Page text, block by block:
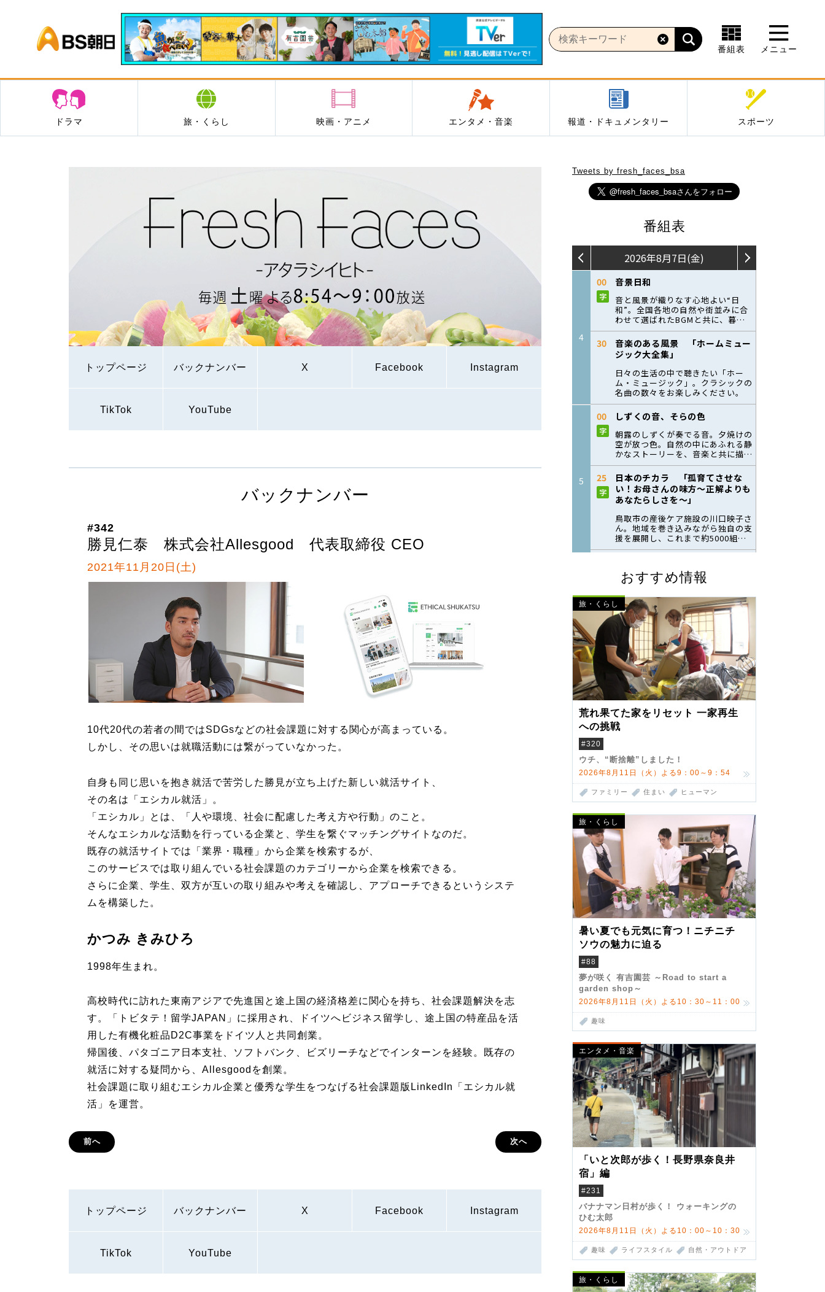
BS朝日
番組表 メニュー
ドラマ 旅・くらし 映画・アニメ エンタメ・音楽 報道・ドキュメンタリー スポーツ
トップページ バックナンバー X Facebook Instagram
TikTok YouTube
Tweets by fresh_faces_bsa
番組表
おすすめ情報
旅・くらし
荒れ果てた家をリセット 一家再生
への挑戦
#320
ウチ、“断捨離”しました！
2026年8月11日（火）よる9：00～9：54
ファミリー 住まい ヒューマン
旅・くらし
暑い夏でも元気に育つ！ニチニチ
ソウの魅力に迫る
#88
夢が咲く 有吉園芸 ～Road to start a
garden shop～
2026年8月11日（火）よる10：30～11：00
趣味
エンタメ・音楽
「いと次郎が歩く！長野県奈良井
宿」編
#231
バナナマン日村が歩く！ ウォーキングの
ひむ太郎
2026年8月11日（火）よる10：00～10：30
趣味 ライフスタイル 自然・アウトドア
旅・くらし
バックナンバー
#342
勝見仁泰 株式会社Allesgood 代表取締役 CEO
2021年11月20日(土)
10代20代の若者の間ではSDGsなどの社会課題に対する関心が高まっている。
しかし、その思いは就職活動には繋がっていなかった。
自身も同じ思いを抱き就活で苦労した勝見が立ち上げた新しい就活サイト、
その名は「エシカル就活」。
「エシカル」とは、「人や環境、社会に配慮した考え方や行動」のこと。
そんなエシカルな活動を行っている企業と、学生を繋ぐマッチングサイトなのだ。
既存の就活サイトでは「業界・職種」から企業を検索するが、
このサービスでは取り組んでいる社会課題のカテゴリーから企業を検索できる。
さらに企業、学生、双方が互いの取り組みや考えを確認し、アプローチできるというシステ
ムを構築した。
かつみ きみひろ
1998年生まれ。
高校時代に訪れた東南アジアで先進国と途上国の経済格差に関心を持ち、社会課題解決を志
す。「トビタテ！留学JAPAN」に採用され、ドイツへビジネス留学し、途上国の特産品を活
用した有機化粧品D2C事業をドイツ人と共同創業。
帰国後、パタゴニア日本支社、ソフトバンク、ビズリーチなどでインターンを経験。既存の
就活に対する疑問から、Allesgoodを創業。
社会課題に取り組むエシカル企業と優秀な学生をつなげる社会課題版LinkedIn「エシカル就
活」を運営。
前へ 次へ
トップページ バックナンバー X Facebook Instagram
TikTok YouTube